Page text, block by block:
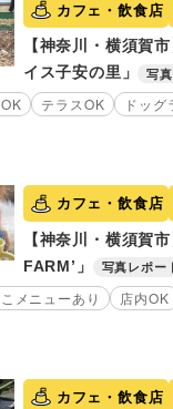
カフェ・飲食店
【神奈川・横須賀
イス子安の里」
写
テラスOK
ドッグ
カフェ・飲食店
【神奈川・横須賀
FARM’」
写真レポー
メニューあり 店内OK
カフェ・飲食店